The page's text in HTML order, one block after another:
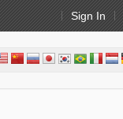
Sign In